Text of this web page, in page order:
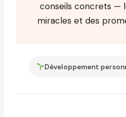
conseils concrets —
miracles et des
Développement